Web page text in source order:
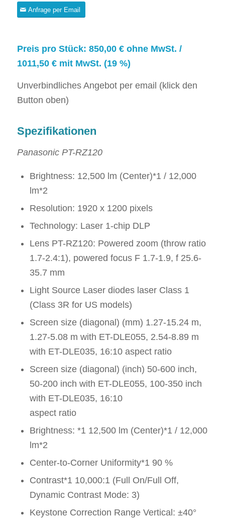
Anfrage per Email
Preis pro Stück: 850,00 € ohne MwSt. /
1011,50 € mit MwSt. (19 %)
Unverbindliches Angebot per email (klick den
Button oben)
Spezifikationen
Panasonic PT-RZ120
Brightness: 12,500 lm (Center)*1 / 12,000
lm*2
Resolution: 1920 x 1200 pixels
Technology: Laser 1-chip DLP
Lens PT-RZ120: Powered zoom (throw ratio
1.7-2.4:1), powered focus F 1.7-1.9, f 25.6-
35.7 mm
Light Source Laser diodes laser Class 1
(Class 3R for US models)
Screen size (diagonal) (mm) 1.27-15.24 m,
1.27-5.08 m with ET-DLE055, 2.54-8.89 m
with ET-DLE035, 16:10 aspect ratio
Screen size (diagonal) (inch) 50-600 inch,
50-200 inch with ET-DLE055, 100-350 inch
with ET-DLE035, 16:10
aspect ratio
Brightness: *1 12,500 lm (Center)*1 / 12,000
lm*2
Center-to-Corner Uniformity*1 90 %
Contrast*1 10,000:1 (Full On/Full Off,
Dynamic Contrast Mode: 3)
Keystone Correction Range Vertical: ±40°